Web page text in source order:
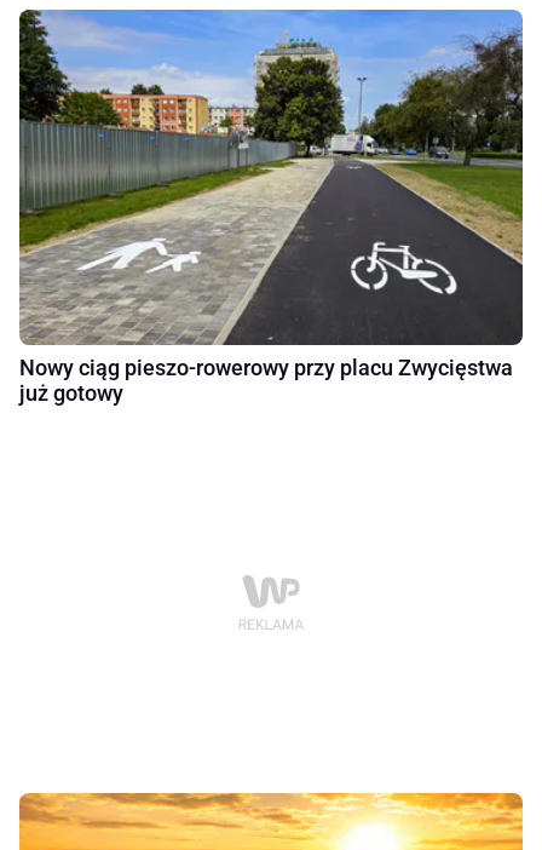
Nowy ciąg pieszo-rowerowy przy placu Zwycięstwa
już gotowy